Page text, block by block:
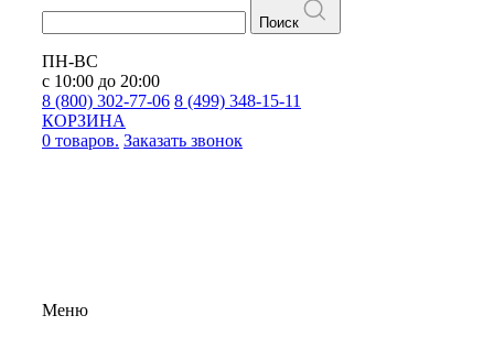
Поиск
ПН-ВС
с 10:00 до 20:00
8 (800) 302-77-06 8 (499) 348-15-11
КОРЗИНА
0 товаров. Заказать звонок
Меню